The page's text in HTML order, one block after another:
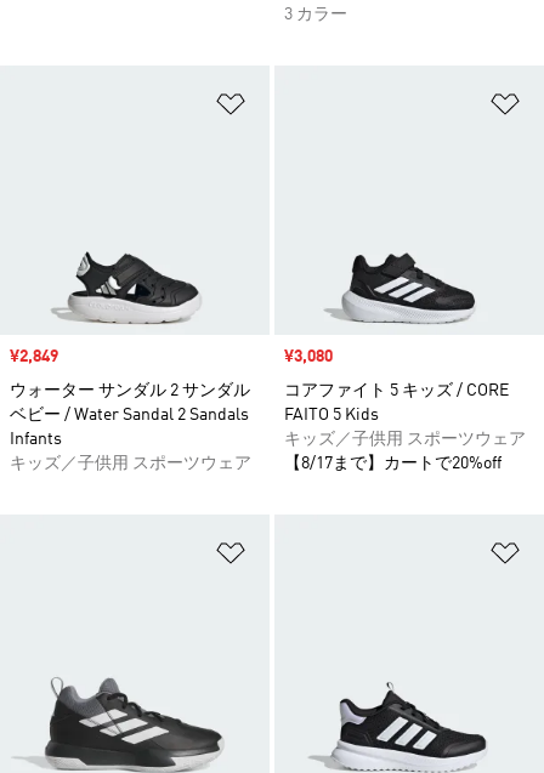
3 カラー
セール価格
¥2,849
ウォーター サンダル 2 サンダル
ベビー / Water Sandal 2 Sandals
Infants
キッズ／子供用 スポーツウェア
セール価格
¥3,080
コアファイト 5 キッズ / CORE
FAITO 5 Kids
キッズ／子供用 スポーツウェア
【8/17まで】カートで20%off